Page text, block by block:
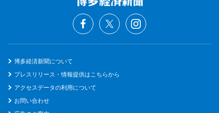
博多経済新聞について
プレスリリース・情報提供はこちらから
アクセスデータの利用について
お問い合わせ